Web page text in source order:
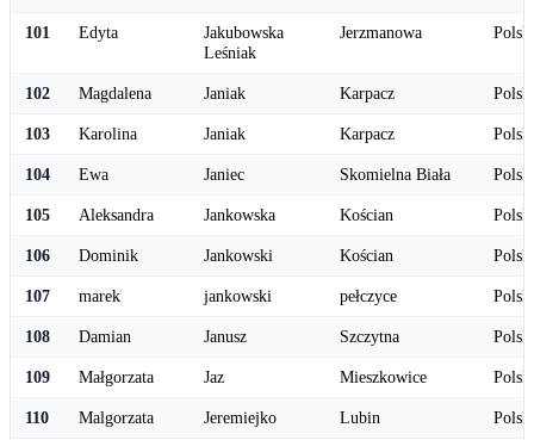
101 Edyta
Jakubowska
Leśniak
Jerzmanowa
102 Magdalena Janiak Karpacz
103 Karolina Janiak Karpacz
104 Ewa Janiec Skomielna Biała
105 Aleksandra Jankowska Kościan
106 Dominik Jankowski Kościan
107 marek jankowski pełczyce
108 Damian Janusz Szczytna
109 Małgorzata Jaz Mieszkowice
110 Malgorzata Jeremiejko Lubin